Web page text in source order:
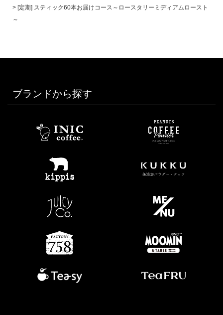
[定期] スティック60本お届けコース～ロースタリーミディアムロースト
～
ブランドから探す